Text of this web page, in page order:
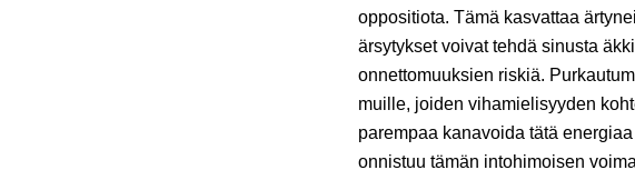
oppositiota. Tämä kasvattaa
ärsytykset voivat tehdä sinusta
onnettomuuksien riskiä.
muille, joiden vihamielisyyden
parempaa kanavoida tätä
onnistuu tämän intohimoisen